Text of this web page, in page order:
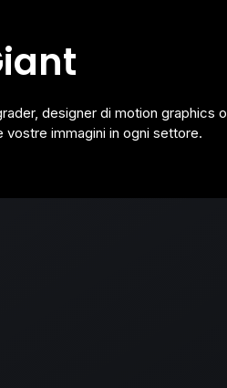
designer di motion graphics o
vostre immagini in ogni settore.